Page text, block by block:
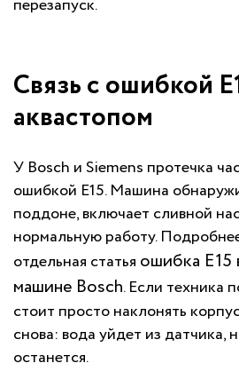
перезапуск.
Связь с ошибкой
аквастопом
У Bosch и Siemens протечка
ошибкой E15. Машина
поддоне, включает сливной
нормальную работу.
отдельная статья ошибка E15
машине Bosch. Если техника
стоит просто наклонять
снова: вода уйдет из датчика,
останется.